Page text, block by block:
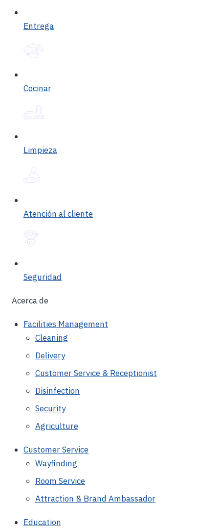
Entrega
Cocinar
Limpieza
Atención al cliente
Seguridad
Acerca de
Facilities Management
Cleaning
Delivery
Customer Service & Receptionist
Disinfection
Security
Agriculture
Customer Service
Wayfinding
Room Service
Attraction & Brand Ambassador
Education